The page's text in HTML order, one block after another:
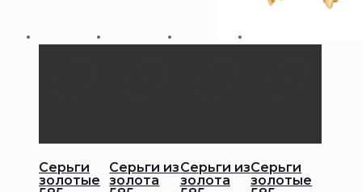
Серьги
золотые
Серьги из
золота
Серьги из
золота
Серьги
золотые